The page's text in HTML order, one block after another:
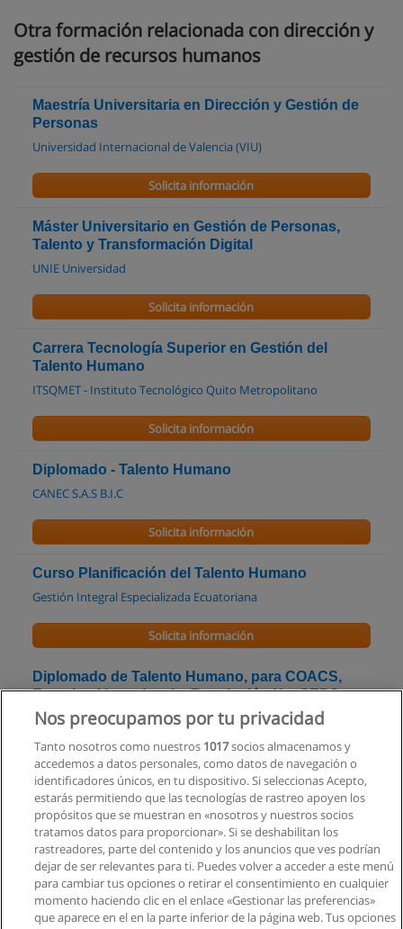
Otra formación relacionada con dirección y
gestión de recursos humanos
Maestría Universitaria en Dirección y Gestión de
Personas
Universidad Internacional de Valencia (VIU)
Solicita información
Máster Universitario en Gestión de Personas,
Talento y Transformación Digital
UNIE Universidad
Solicita información
Carrera Tecnología Superior en Gestión del
Talento Humano
ITSQMET - Instituto Tecnológico Quito Metropolitano
Solicita información
Diplomado - Talento Humano
CANEC S.A.S B.I.C
Solicita información
Curso Planificación del Talento Humano
Gestión Integral Especializada Ecuatoriana
Solicita información
Diplomado de Talento Humano, para COACS,
Ecuador Ajustado a la: Resolución No. SEPS-
0144-2025
Solicita información
Diplomado - Gerencial para Cooperativas de
Ahorro y Crédito
Corporación Internacional de Educación Superior CIIDECO
Solicita información
Nos preocupamos por tu privacidad
Tanto nosotros como nuestros 1017socios almacenamos y
accedemos a datos personales, como datos de navegación o
identificadores únicos, en tu dispositivo. Si seleccionas Acepto,
estarás permitiendo que las tecnologías de rastreo apoyen los
propósitos que se muestran en «nosotros y nuestros socios
tratamos datos para proporcionar». Si se deshabilitan los
rastreadores, parte del contenido y los anuncios que ves podrían
dejar de ser relevantes para ti. Puedes volver a acceder a este menú
para cambiar tus opciones o retirar el consentimiento en cualquier
momento haciendo clic en el enlace «Gestionar las preferencias»
que aparece en el en la parte inferior de la página web. Tus opciones